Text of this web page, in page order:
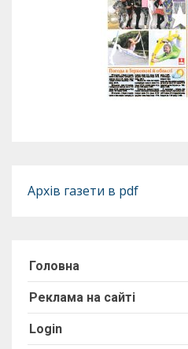
Архів газети в pdf
Головна
Реклама на сайті
Login